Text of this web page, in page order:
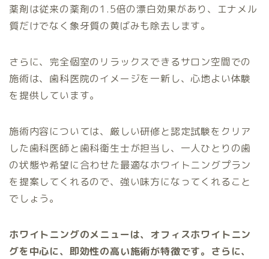
薬剤は従来の薬剤の1.5倍の漂白効果があり、エナメル
質だけでなく象牙質の黄ばみも除去します。
さらに、完全個室のリラックスできるサロン空間での
施術は、歯科医院のイメージを一新し、心地よい体験
を提供しています。
施術内容については、厳しい研修と認定試験をクリア
した歯科医師と歯科衛生士が担当し、一人ひとりの歯
の状態や希望に合わせた最適なホワイトニングプラン
を提案してくれるので、強い味方になってくれること
でしょう。
ホワイトニングのメニューは、オフィスホワイトニン
グを中心に、即効性の高い施術が特徴です。さらに、